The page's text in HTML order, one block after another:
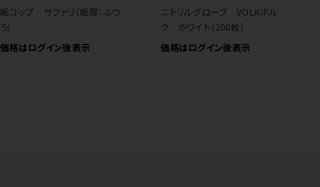
紙コップ サファリ（紙厚：ふつ
う）
価格はログイン後表示
ニトリルグローブ VOLKボル
ク ホワイト（200枚）
価格はログイン後表示